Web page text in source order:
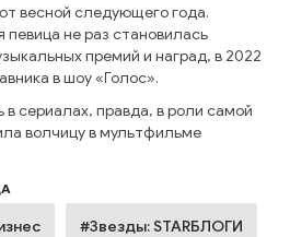
весной следующего года.
не раз становилась
премий и наград, в 2022
в шоу «Голос».
сериалах, правда, в роли самой
волчицу в мультфильме
#Звезды: STARБЛОГИ